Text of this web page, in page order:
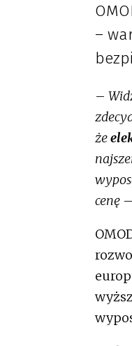
–
–
że
cenę